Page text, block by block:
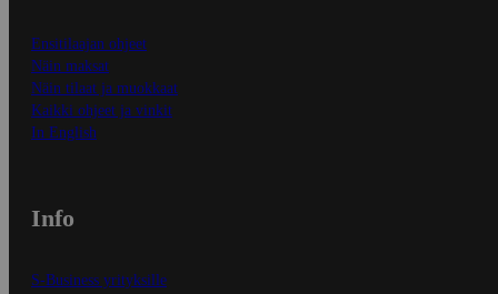
Ensitilaajan ohjeet
Näin maksat
Näin tilaat ja muokkaat
Kaikki ohjeet ja vinkit
In English
Info
S-Business yrityksille